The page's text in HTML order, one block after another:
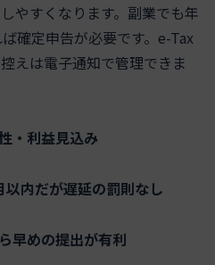
やすくなります。副業でも年
確定申告が必要です。e-Tax
えは電子通知で管理できま
・利益見込み
内だが遅延の罰則なし
早めの提出が有利